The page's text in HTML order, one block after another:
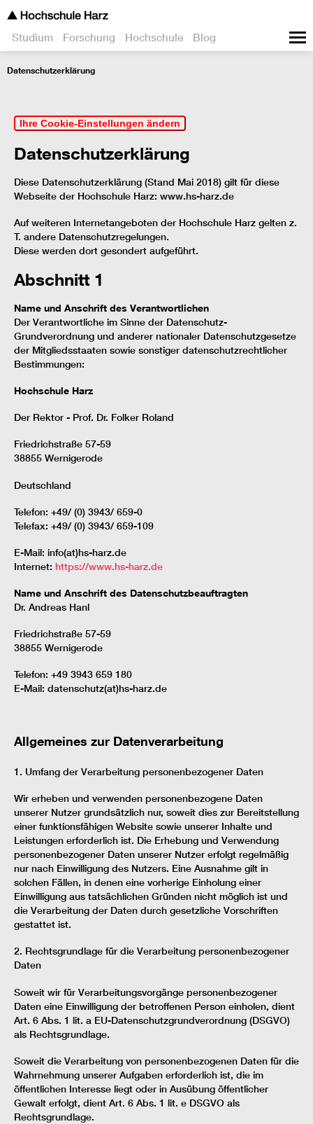
Studium Forschung Hochschule Blog
Datenschutzerklärung
Ihre Cookie-Einstellungen ändern
Datenschutzerklärung
Diese Datenschutzerklärung (Stand Mai 2018) gilt für diese
Webseite der Hochschule Harz: www.hs-harz.de
Auf weiteren Internetangeboten der Hochschule Harz gelten z.
T. andere Datenschutzregelungen.
Diese werden dort gesondert aufgeführt.
Abschnitt 1
Name und Anschrift des Verantwortlichen
Der Verantwortliche im Sinne der Datenschutz-
Grundverordnung und anderer nationaler Datenschutzgesetze
der Mitgliedsstaaten sowie sonstiger datenschutzrechtlicher
Bestimmungen:
Hochschule Harz
Der Rektor - Prof. Dr. Folker Roland
Friedrichstraße 57-59
38855 Wernigerode
Deutschland
Telefon: +49/ (0) 3943/ 659-0
Telefax: +49/ (0) 3943/ 659-109
E-Mail: info(at)hs-harz.de
Internet: https://www.hs-harz.de
Name und Anschrift des Datenschutzbeauftragten
Dr. Andreas Hanl
Friedrichstraße 57-59
38855 Wernigerode
Telefon: +49 3943 659 180
E-Mail: datenschutz(at)hs-harz.de
Allgemeines zur Datenverarbeitung
1. Umfang der Verarbeitung personenbezogener Daten
Wir erheben und verwenden personenbezogene Daten
unserer Nutzer grundsätzlich nur, soweit dies zur Bereitstellung
einer funktionsfähigen Website sowie unserer Inhalte und
Leistungen erforderlich ist. Die Erhebung und Verwendung
personenbezogener Daten unserer Nutzer erfolgt regelmäßig
nur nach Einwilligung des Nutzers. Eine Ausnahme gilt in
solchen Fällen, in denen eine vorherige Einholung einer
Einwilligung aus tatsächlichen Gründen nicht möglich ist und
die Verarbeitung der Daten durch gesetzliche Vorschriften
gestattet ist.
2. Rechtsgrundlage für die Verarbeitung personenbezogener
Daten
Soweit wir für Verarbeitungsvorgänge personenbezogener
Daten eine Einwilligung der betroffenen Person einholen, dient
Art. 6 Abs. 1 lit. a EU-Datenschutzgrundverordnung (DSGVO)
als Rechtsgrundlage.
Soweit die Verarbeitung von personenbezogenen Daten für die
Wahrnehmung unserer Aufgaben erforderlich ist, die im
öffentlichen Interesse liegt oder in Ausübung öffentlicher
Gewalt erfolgt, dient Art. 6 Abs. 1 lit. e DSGVO als
Rechtsgrundlage.